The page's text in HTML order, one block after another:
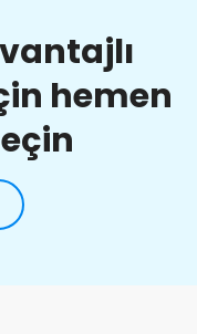
hemen